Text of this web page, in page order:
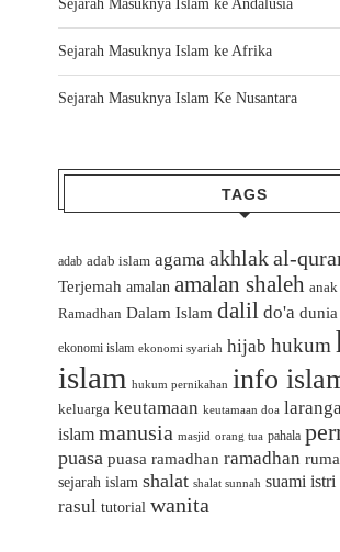
Sejarah Masuknya Islam ke Andalusia
Sejarah Masuknya Islam ke Afrika
Sejarah Masuknya Islam Ke Nusantara
TAGS
adab adab islam agama akhlakal-
Terjemah amalan amalan shaleh anak
Ramadhan Dalam Islam dalil do'a dunia
ekonomi islam ekonomi syariah hijab hukum
islam hukum pernikahan info
keluarga keutamaan keutamaan doa
islam manusia masjid orang tua pahala
puasa puasa ramadhan ramadhan
sejarah islam shalat shalat sunnah suami istri
rasul tutorial wanita